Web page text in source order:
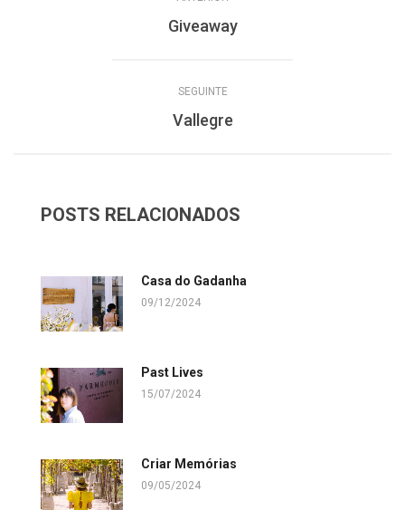
Giveaway
SEGUINTE
Vallegre
POSTS RELACIONADOS
Casa do Gadanha
09/12/2024
Past Lives
15/07/2024
Criar Memórias
09/05/2024